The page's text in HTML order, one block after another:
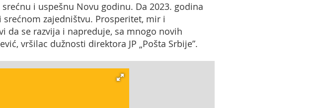
i uspešnu Novu godinu. Da 2023. godina
zajedništvu. Prosperitet, mir i
da se razvija i napreduje, sa mnogo novih
vršilac dužnosti direktora JP „Pošta Srbije”.